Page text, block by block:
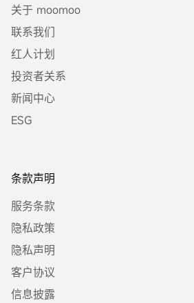
关于 moomoo
联系我们
红人计划
投资者关系
新闻中心
ESG
条款声明
服务条款
隐私政策
隐私声明
客户协议
信息披露